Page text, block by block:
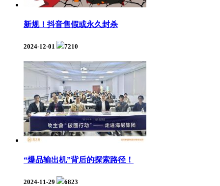
新规！抖音售假或永久封杀
2024-12-01 7210
“爆品输出机”背后的探索路径！
2024-11-29 6823